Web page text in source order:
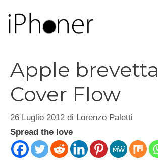
contenuto
Apple brevetta
Cover Flow
26 Luglio 2012 di Lorenzo Paletti
Spread the love